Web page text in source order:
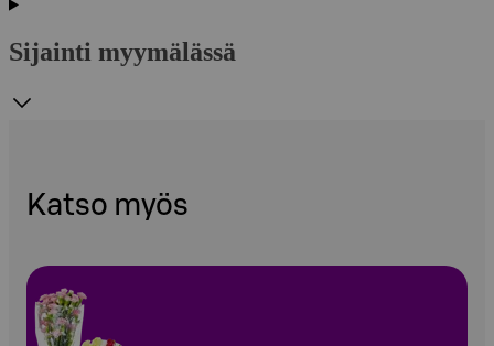
Sijainti myymälässä
Katso myös